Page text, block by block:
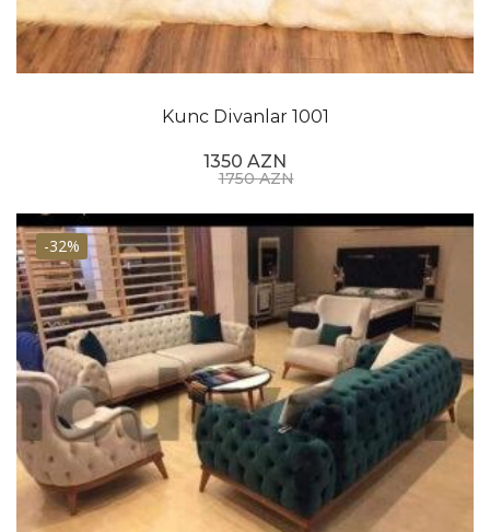
Kunc Divanlar 1001
1350 AZN
1750 AZN
-32%